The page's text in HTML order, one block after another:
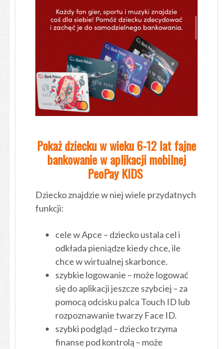
Pokaż dziecku w wieku 6-12 lat fajne
bankowanie w aplikacji mobilnej
PeoPay KIDS
Dziecko znajdzie w niej wiele przydatnych
funkcji:
cele w Apce – dziecko ustala cel i
odkłada pieniądze kiedy chce, ile
chce w wirtualnej skarbonce.
szybkie logowanie – może logować
się do aplikacji jeszcze szybciej – za
pomocą odcisku palca Touch ID lub
rozpoznawanie twarzy Face ID.
szybki podgląd – dziecko trzyma
finanse pod kontrolą – może